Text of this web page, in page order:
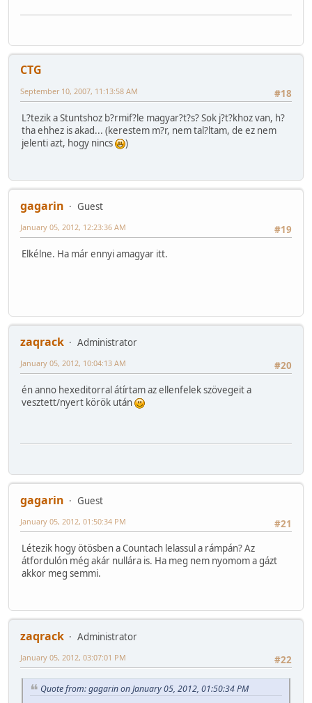
CTG
#18
September 10, 2007, 11:13:58 AM
L?tezik a Stuntshoz b?rmif?le magyar?t?s? Sok j?t?khoz van, h?
tha ehhez is akad... (kerestem m?r, nem tal?ltam, de ez nem
jelenti azt, hogy nincs
)
gagarin
Guest
#19
January 05, 2012, 12:23:36 AM
Elkélne. Ha már ennyi amagyar itt.
zaqrack
Administrator
#20
January 05, 2012, 10:04:13 AM
én anno hexeditorral átírtam az ellenfelek szövegeit a
vesztett/nyert körök után
gagarin
Guest
#21
January 05, 2012, 01:50:34 PM
Létezik hogy ötösben a Countach lelassul a rámpán? Az
átfordulón még akár nullára is. Ha meg nem nyomom a gázt
akkor meg semmi.
zaqrack
Administrator
#22
January 05, 2012, 03:07:01 PM
Quote from: gagarin on January 05, 2012, 01:50:34 PM